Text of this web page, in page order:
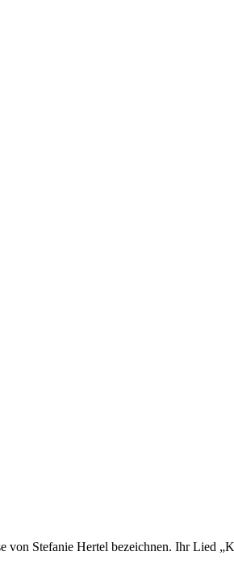
Stefanie Hertel bezeichnen. Ihr Lied